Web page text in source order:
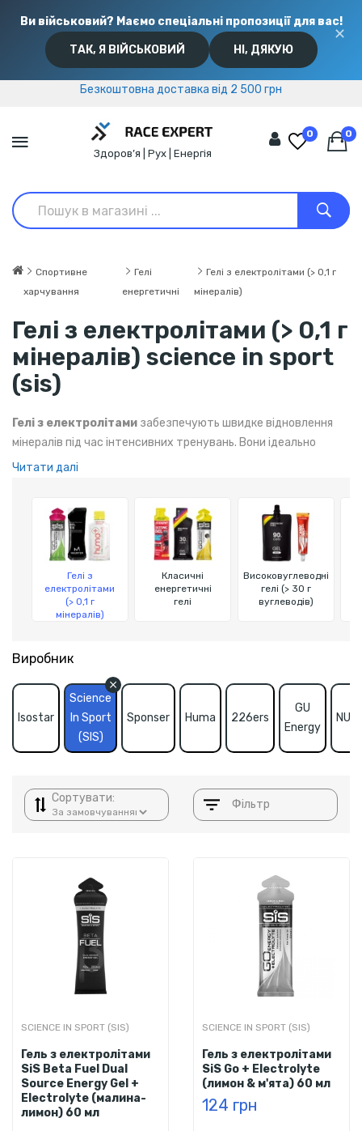
Ви військовий? Маємо спеціальні пропозиції для вас!
ТАК, Я ВІЙСЬКОВИЙ НІ, ДЯКУЮ
✕
Безкоштовна доставка від 2 500 грн
Безкоштовна доставка від 2 500 грн
Здоров’я | Рух | Енергія
0 0
Спортивне
харчування
Гелі
енергетичні
Гелі з електролітами (> 0,1 г
мінералів)
Гелі з електролітами (> 0,1 г
мінералів) science in sport
(sis)
Гелі з електролітами забезпечують швидке відновлення
мінералів під час інтенсивних тренувань. Вони ідеально
підходять для спортсменів, які потребують підтримки енергії
Читати далі
Класичні
енергетичні
гелі
Високовуглеводні
гелі (> 30 г
вуглеводів)
Гелі з
електролітами
(> 0,1 г
мінералів)
Виробник
Science
In Sport
(SIS)
GU
Energy
Sponser
Isostar Huma 226ers
Сортувати: Фільтр
SCIENCE IN SPORT (SIS)
Гель з електролітами
SiS Beta Fuel Dual
Source Energy Gel +
Electrolyte (малина-
лимон) 60 мл
SCIENCE IN SPORT (SIS)
Гель з електролітами
SiS Go + Electrolyte
(лимон & м'ята) 60 мл
124 грн